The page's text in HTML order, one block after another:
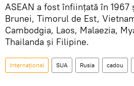
ASEAN a fost înființată în 1967
Brunei, Timorul de Est,
Cambodgia, Laos, Malaezia,
Thailanda și Filipine.
Internațional SUA Rusia cadou